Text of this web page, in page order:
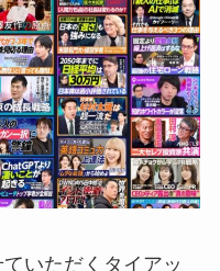
いただくタイアッ